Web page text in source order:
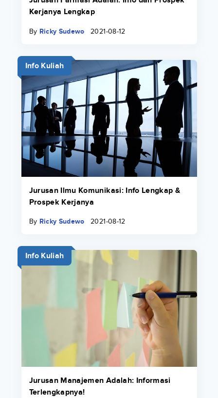
Kerjanya Lengkap
By Ricky Sudewo 2021-08-12
Info Kuliah
Jurusan Ilmu Komunikasi: Info Lengkap &
Prospek Kerjanya
By Ricky Sudewo 2021-08-12
Info Kuliah
Jurusan Manajemen Adalah: Informasi
Terlengkapnya!